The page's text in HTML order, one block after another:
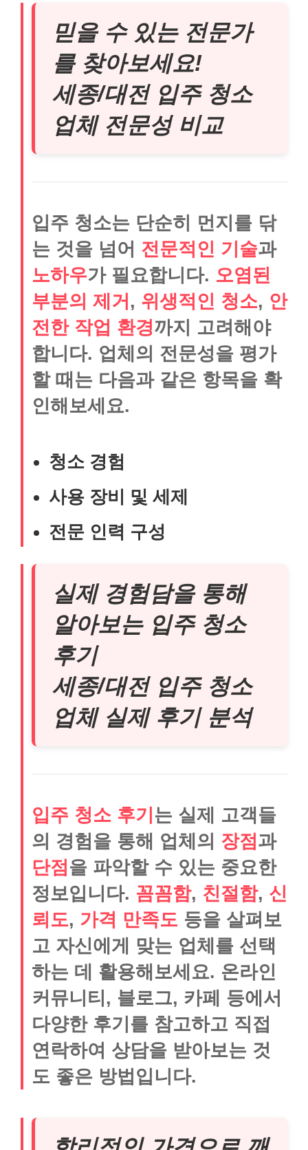
믿을 수 있는 전문가
를 찾아보세요!
세종/대전 입주 청소
업체 전문성 비교
입주 청소는 단순히 먼지를 닦
는 것을 넘어 전문적인 기술과
노하우가 필요합니다. 오염된
부분의 제거 , 위생적인 청소, 안
전한 작업 환경까지 고려해야
합니다. 업체의 전문성을 평가
할 때는 다음과 같은 항목을 확
인해보세요.
청소 경험
사용 장비 및 세제
전문 인력 구성
실제 경험담을 통해
알아보는 입주 청소
후기
세종/대전 입주 청소
업체 실제 후기 분석
입주 청소 후기 는 실제 고객들
의 경험을 통해 업체의 장점과
단점을 파악할 수 있는 중요한
정보입니다. 꼼꼼함, 친절함, 신
뢰도, 가격 만족도 등을 살펴보
고 자신에게 맞는 업체를 선택
하는 데 활용해보세요. 온라인
커뮤니티, 블로그, 카페 등에서
다양한 후기를 참고하고 직접
연락하여 상담을 받아보는 것
도 좋은 방법입니다.